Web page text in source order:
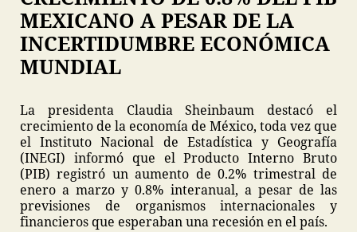
MEXICANO A PESAR DE LA
INCERTIDUMBRE ECONÓMICA
MUNDIAL
La presidenta Claudia Sheinbaum destacó el
crecimiento de la economía de México, toda vez que
el Instituto Nacional de Estadística y Geografía
(INEGI) informó que el Producto Interno Bruto
(PIB) registró un aumento de 0.2% trimestral de
enero a marzo y 0.8% interanual, a pesar de las
previsiones de organismos internacionales y
financieros que esperaban una recesión en el país.